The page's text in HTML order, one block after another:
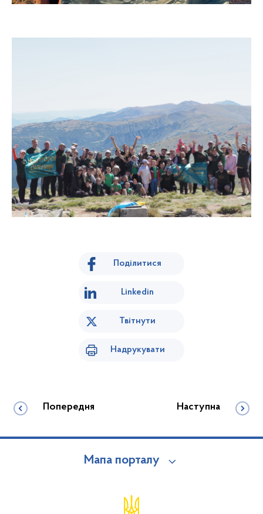
Поділитися
Linkedin
Твітнути
Надрукувати
Попередня Наступна
Мапа порталу